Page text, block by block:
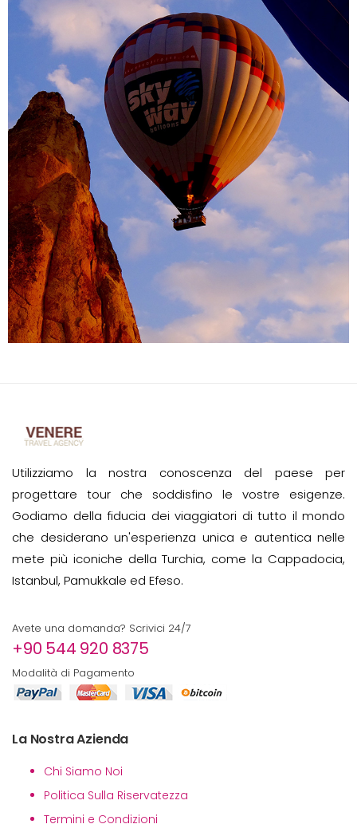
Utilizziamo la nostra conoscenza del paese per
progettare tour che soddisfino le vostre esigenze.
Godiamo della fiducia dei viaggiatori di tutto il mondo
che desiderano un'esperienza unica e autentica nelle
mete più iconiche della Turchia, come la Cappadocia,
Istanbul, Pamukkale ed Efeso.
Avete una domanda? Scrivici 24/7
+90 544 920 8375
Modalità di Pagamento
La Nostra Azienda
Chi Siamo Noi
Politica Sulla Riservatezza
Termini e Condizioni